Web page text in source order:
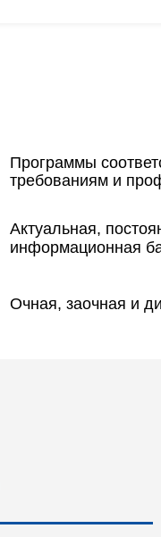
Программы
требованиям и
Актуальная,
информационная
Очная, заочная и